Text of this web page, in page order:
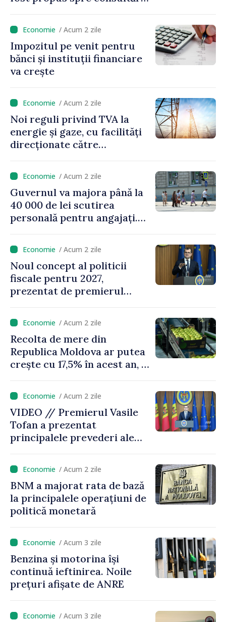
/ Acum 2 zile
Impozitul pe venit pentru
bănci și instituții financiare
va crește
/ Acum 2 zile
Noi reguli privind TVA la
energie și gaze, cu facilități
direcționate către
/ Acum 2 zile
Guvernul va majora până la
40 000 de lei scutirea
personală pentru angajați.
de milioane de lei îi lăsăm
oamenilor”/ Acum 2 zile
Noul concept al politicii
fiscale pentru 2027,
prezentat de premierul
puțin munca, stimulăm
investițiile, taxăm viciile și
echilibrăm taxarea
consumului”
/ Acum 2 zile
Recolta de mere din
Republica Moldova ar putea
crește cu 17,5% în acest an, în
este estimată în scădere
/ Acum 2 zile
VIDEO // Premierul Vasile
Tofan a prezentat
principalele prevederi ale
2027
/ Acum 2 zile
BNM a majorat rata de bază
la principalele operațiuni de
politică monetară
/ Acum 3 zile
Benzina și motorina își
continuă ieftinirea. Noile
prețuri afișate de ANRE
/ Acum 3 zile